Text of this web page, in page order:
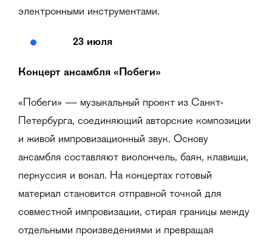
электронными инструментами.
23 июля
Концерт ансамбля «Побеги»
«Побеги» — музыкальный проект из Санкт-
Петербурга, соединяющий авторские композиции
и живой импровизационный звук. Основу
ансамбля составляют виолончель, баян, клавиши,
перкуссия и вокал. На концертах готовый
материал становится отправной точкой для
совместной импровизации, стирая границы между
отдельными произведениями и превращая